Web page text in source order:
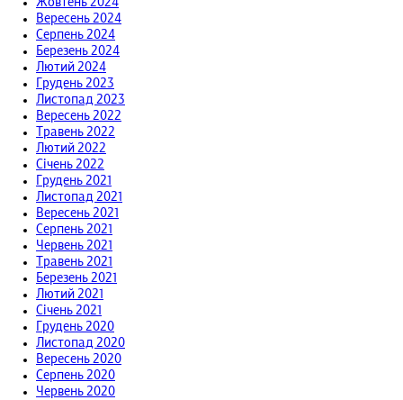
Жовтень 2024
Вересень 2024
Серпень 2024
Березень 2024
Лютий 2024
Грудень 2023
Листопад 2023
Вересень 2022
Травень 2022
Лютий 2022
Січень 2022
Грудень 2021
Листопад 2021
Вересень 2021
Серпень 2021
Червень 2021
Травень 2021
Березень 2021
Лютий 2021
Січень 2021
Грудень 2020
Листопад 2020
Вересень 2020
Серпень 2020
Червень 2020